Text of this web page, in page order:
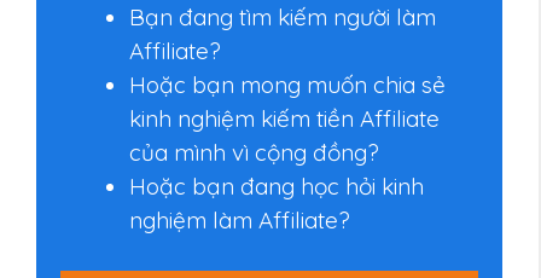
Bạn đang tìm kiếm người làm
Affiliate?
Hoặc bạn mong muốn chia sẻ
kinh nghiệm kiếm tiền Affiliate
của mình vì cộng đồng?
Hoặc bạn đang học hỏi kinh
nghiệm làm Affiliate?